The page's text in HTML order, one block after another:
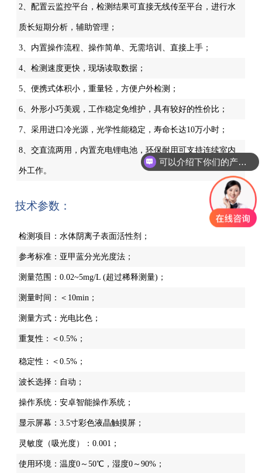
2、配置云监控平台，检测结果可直接无线传至平台，进行水
质长短期分析，辅助管理；
3、内置操作流程、操作简单、无需培训、直接上手；
4、检测速度更快，现场读取数据；
5、便携式体积小，重量轻，方便户外检测；
6、外形小巧美观，工作稳定免维护，具有较好的性价比；
7、采用进口冷光源，光学性能稳定，寿命长达10万小时；
8、交直流两用，内置充电锂电池，环保耐用可支持连续室内
外工作。
技术参数：
检测项目：水体阴离子表面活性剂；
参考标准：亚甲蓝分光光度法；
测量范围：0.02~5mg/L (超过稀释测量)；
测量时间：＜10min；
测量方式：光电比色；
重复性：＜0.5%；
稳定性：＜0.5%；
波长选择：自动；
操作系统：安卓智能操作系统；
显示屏幕：3.5寸彩色液晶触摸屏；
灵敏度（吸光度）：0.001；
使用环境：温度0～50℃，湿度0～90%；
可以介绍下你们的产品么